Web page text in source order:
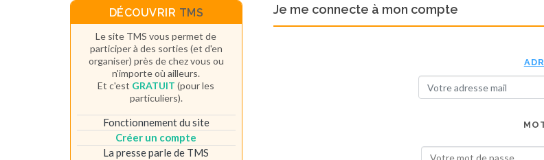
Je me connecte à mon compte
DÉCOUVRIR TMS
Le site TMS vous permet de
participer à des sorties (et d'en
organiser) près de chez vous ou
n'importe où ailleurs.
Et c'est GRATUIT (pour les
particuliers).
Fonctionnement du site
Créer un compte
La presse parle de TMS